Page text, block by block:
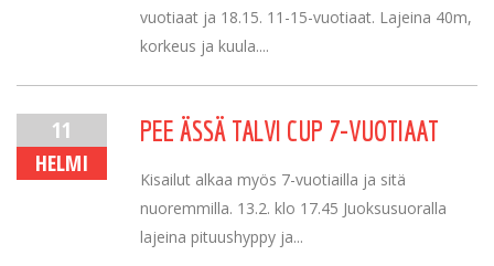
vuotiaat ja 18.15. 11-15-vuotiaat. Lajeina 40m,
korkeus ja kuula....
11
HELMI
PEE ÄSSÄ TALVI CUP 7-VUOTIAAT
Kisailut alkaa myös 7-vuotiailla ja sitä
nuoremmilla. 13.2. klo 17.45 Juoksusuoralla
lajeina pituushyppy ja...